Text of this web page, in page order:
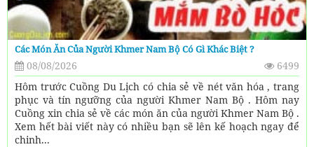
Các Món Ăn Của Người Khmer Nam Bộ Có Gì Khác Biệt ?
08/08/2026
6499
Hôm trước Cuồng Du Lịch có chia sẻ về nét văn hóa , trang
phục và tín ngưỡng của người Khmer Nam Bộ . Hôm nay
Cuồng xin chia sẻ về các món ăn của người Khmer Nam Bộ .
Xem hết bài viết này có nhiều bạn sẽ lên kế hoạch ngay để
chinh...